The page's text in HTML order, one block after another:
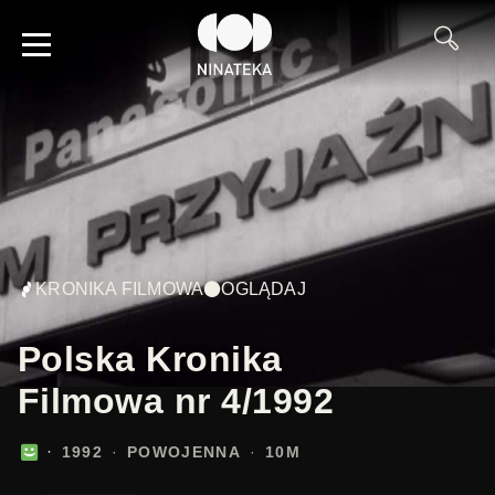
KRONIKA FILMOWA OGLĄDAJ
Polska Kronika
Filmowa nr 4/1992
1992 POWOJENNA 10M